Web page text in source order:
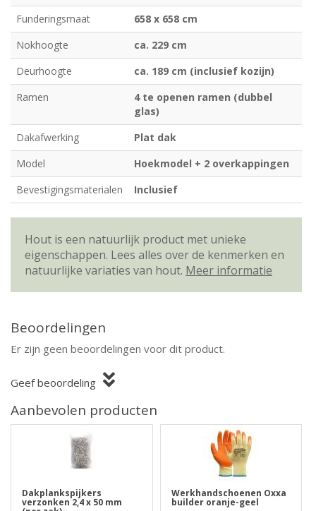
Funderingsmaat
658 x 658 cm
Nokhoogte
ca. 229 cm
Deurhoogte
ca. 189 cm (inclusief kozijn)
Ramen
4 te openen ramen (dubbel
glas)
Dakafwerking
Plat dak
Model
Hoekmodel + 2 overkappingen
Bevestigingsmaterialen
Inclusief
Hout is een natuurlijk product met unieke
eigenschappen. Lees alles over de kenmerken en
natuurlijke variaties van hout. Meer informatie
Beoordelingen
Er zijn geen beoordelingen voor dit product.
Geef beoordeling
Aanbevolen producten
Dakplankspijkers
verzonken 2,4 x 50 mm
Werkhandschoenen Oxxa
builder oranje-geel